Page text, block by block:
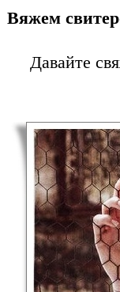
Вяжем
Давайте